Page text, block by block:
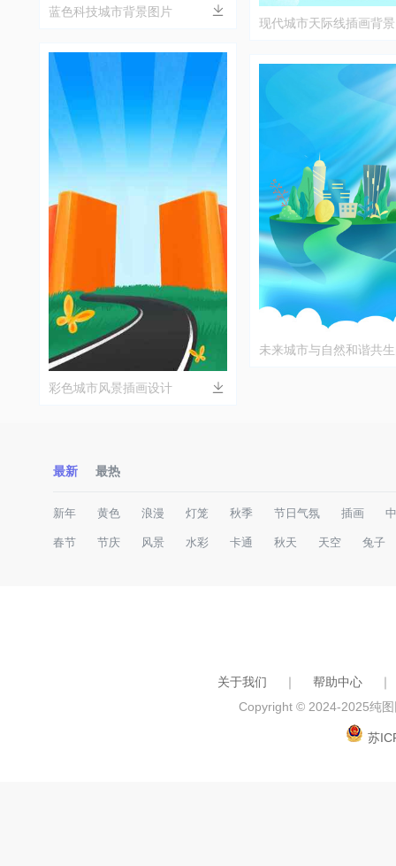
蓝色科技城市背景图片
彩色城市风景插画设计
现代城市天际线插画背景
未来城市与自然和谐共
最新 最热
新年 黄色 浪漫 灯笼 秋季 节日气氛 插画
春节 节庆 风景 水彩 卡通 秋天 天空 兔子
关于我们 ｜ 帮助中心
｜
Copyright © 2024-2025纯
苏